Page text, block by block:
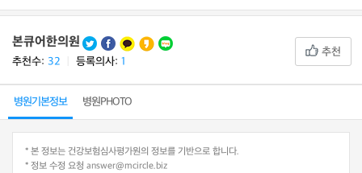
본큐어한의원
추천수: 32 등록의사: 1
추천
병원기본정보 병원PHOTO
* 본 정보는 건강보험심사평가원의 정보를 기반으로 합니다.
* 정보 수정 요청 answer@mcircle.biz